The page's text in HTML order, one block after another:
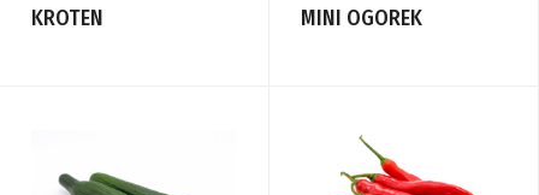
KROTEN MINI OGOREK